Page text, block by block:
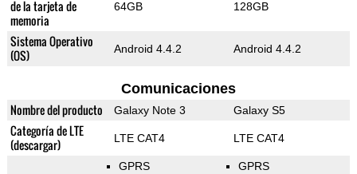
de la tarjeta de
memoria
64GB 128GB
Sistema Operativo
(OS)
Android 4.4.2 Android 4.4.2
Comunicaciones
Nombre del producto Galaxy Note 3 Galaxy S5
Categoría de LTE
(descargar)
LTE CAT4 LTE CAT4
GPRS GPRS